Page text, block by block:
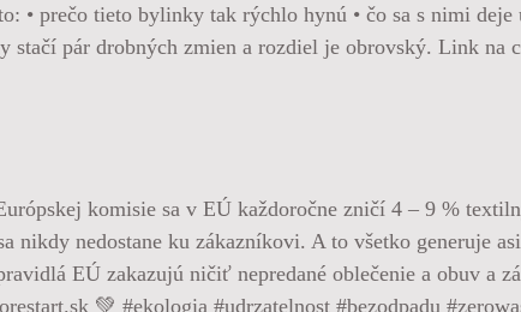
• prečo tieto bylinky tak rýchlo hynú • čo sa s nimi
pár drobných zmien a rozdiel je obrovský. Link na